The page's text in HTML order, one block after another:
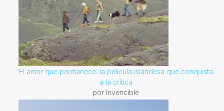
El amor que permanece: la película islandesa que conquista
a la crítica
por Invencible